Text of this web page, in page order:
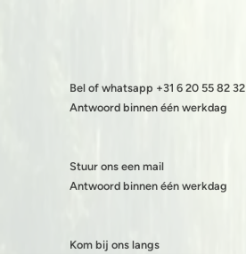
Bel of whatsapp +31 6 20 55 82 32
Antwoord binnen één werkdag
Stuur ons een mail
Antwoord binnen één werkdag
Kom bij ons langs